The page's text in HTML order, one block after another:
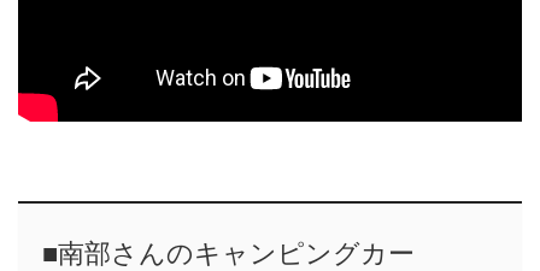
■南部さんのキャンピングカー